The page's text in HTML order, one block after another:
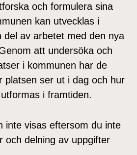
och formulera sina
kan utvecklas i
del av arbetet med den nya
att undersöka och
i kommunen har de
platsen ser ut i dag och hur
i framtiden.
inte visas eftersom du inte
och delning av uppgifter